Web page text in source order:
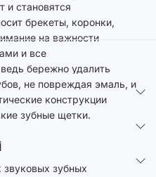
и становятся
брекеты, коронки,
на важности
и все
бережно удалить
не повреждая эмаль, и
конструкции
зубные щетки.
зубных